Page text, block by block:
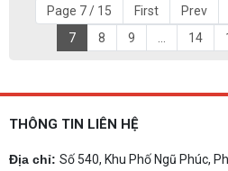
Page 7 / 15
First Prev
7
8 9 14
THÔNG TIN LIÊN HỆ
Địa chỉ: Số 540, Khu Phố Ngũ Phúc,